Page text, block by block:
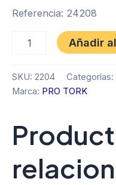
Referencia: 24208
Añadir
SKU: 2204 Categorías:
Marca: PRO TORK